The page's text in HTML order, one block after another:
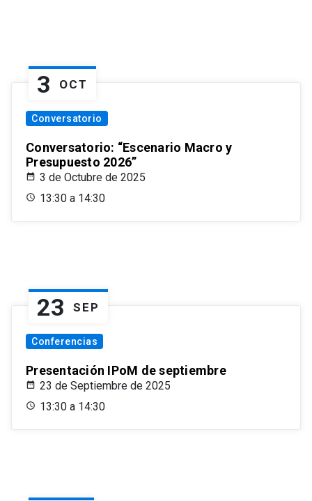
3 OCT
Conversatorio
Conversatorio: “Escenario Macro y
Presupuesto 2026”
3 de Octubre de 2025
13:30 a 14:30
23 SEP
Conferencias
Presentación IPoM de septiembre
23 de Septiembre de 2025
13:30 a 14:30